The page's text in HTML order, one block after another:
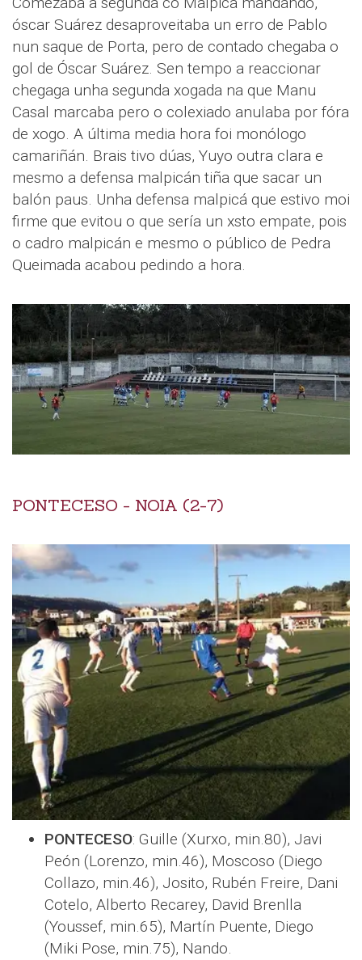
óscar Suárez desaproveitaba un erro de Pablo
nun saque de Porta, pero de contado chegaba o
gol de Óscar Suárez. Sen tempo a reaccionar
chegaga unha segunda xogada na que Manu
Casal marcaba pero o colexiado anulaba por fóra
de xogo. A última media hora foi monólogo
camariñán. Brais tivo dúas, Yuyo outra clara e
mesmo a defensa malpicán tiña que sacar un
balón paus. Unha defensa malpicá que estivo moi
firme que evitou o que sería un xsto empate, pois
o cadro malpicán e mesmo o público de Pedra
Queimada acabou pedindo a hora.
PONTECESO - NOIA (2-7)
PONTECESO: Guille (Xurxo, min.80), Javi
Peón (Lorenzo, min.46), Moscoso (Diego
Collazo, min.46), Josito, Rubén Freire, Dani
Cotelo, Alberto Recarey, David Brenlla
(Youssef, min.65), Martín Puente, Diego
(Miki Pose, min.75), Nando.